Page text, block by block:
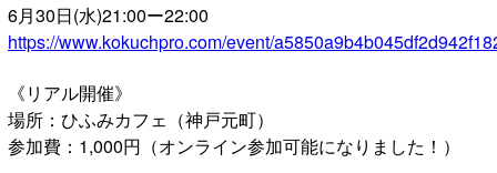
6月30日(水)21:00ー22:00
https://www.kokuchpro.com/event/
《リアル開催》
場所：ひふみカフェ（神戸元町）
参加費：1,000円（オンライン参加可能になりました！）